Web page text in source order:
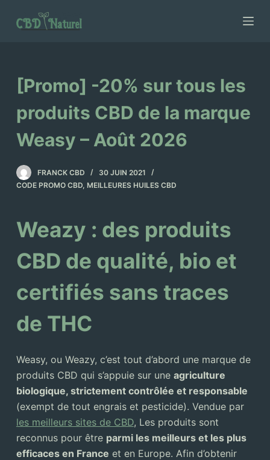
a
c
n
[Promo] -20% sur tous les
produits CBD de la marque
Weasy – Août 2026
FRANCK CBD
30 JUIN 2021
CODE PROMO CBD, MEILLEURES HUILES CBD
Weazy : des produits
CBD de qualité, bio et
certifiés sans traces
de THC
Weasy, ou Weazy, c’est tout d’abord une marque de
produits CBD qui s’appuie sur une agriculture
biologique, strictement contrôlée et responsable
(exempt de tout engrais et pesticide). Vendue par
les meilleurs sites de CBD, Les produits sont
reconnus pour être parmi les meilleurs et les plus
efficaces en France et en Europe. Afin d’obtenir